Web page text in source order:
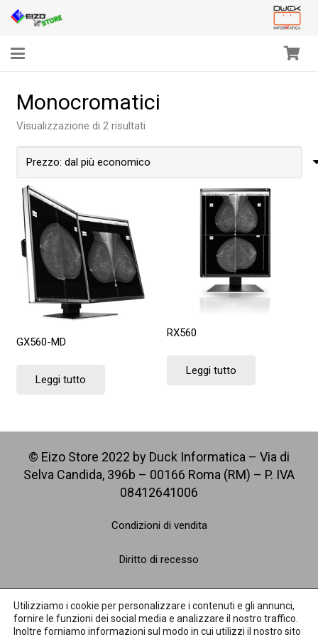
Monocromatici
Visualizzazione di 2 risultatiPrezzo:
più
GX560-MD
Leggi tutto
RX560
Leggi tutto
© Eizo Store 2022 by Duck Informatica – Via di
Selva Candida, 396b – 00166 Roma (RM) – P. IVA
08412641006
Condizioni di vendita
Diritto di recesso
Spedizioni
Pagamenti
Utilizziamo i cookie per personalizzare i contenuti e gli annunci,
fornire le funzioni dei social media e analizzare il nostro traffico.
Inoltre forniamo informazioni sul modo in cui utilizzi il nostro sito